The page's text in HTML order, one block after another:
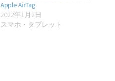
Apple AirTag
2022年1月2日
スマホ・タブレット